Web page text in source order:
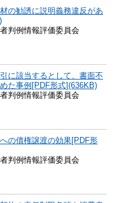
の勧誘に説明義務違反があ
判例情報評価委員会
に該当するとして、書面不
た事例[PDF形式](636KB)
判例情報評価委員会
の債権譲渡の効果[PDF形
判例情報評価委員会